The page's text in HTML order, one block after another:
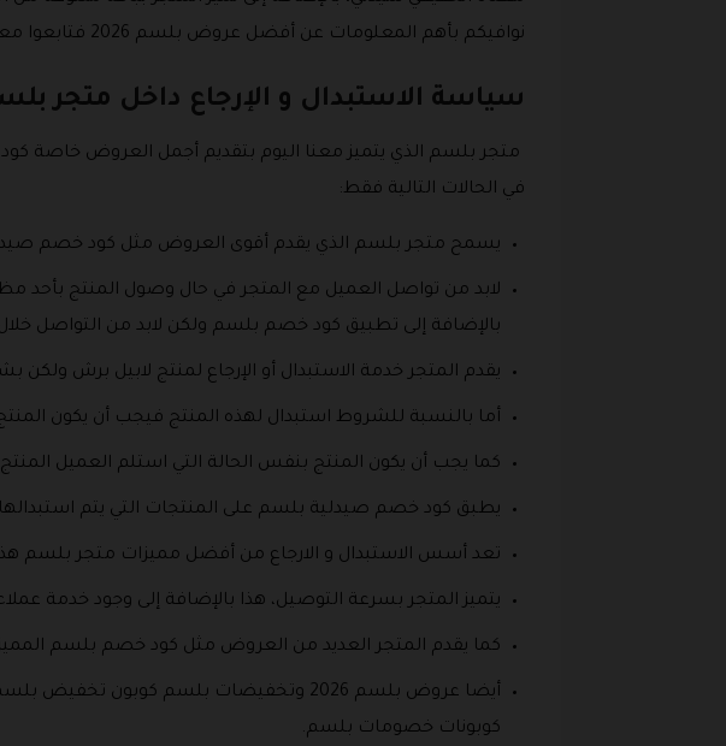
نوافيكم بأهم المعلومات عن أفضل عروض بلسم 2026 فتابعوا معنا المقال للنهاية.
سياسة الاستبدال و الإرجاع داخل متجر
متجر بلسم الذي يتميز معنا اليوم بتقديم أجمل العروض خاصة
في الحالات التالية فقط:
يسمح متجر بلسم الذي يقدم أقوى العروض مثل كود خصم
لابد من تواصل العميل مع المتجر في حال وصول المنتج بأحد
بالإضافة إلى تطبيق كود خصم بلسم ولكن لابد من التواصل خلال 48 ساعة من وصول المنتج
يقدم المتجر خدمة الاستبدال أو الإرجاع لمنتج لابيل برش
أما بالنسبة للشروط استبدال لهذه المنتج فيجب أن يكون المنتج لم
كما يجب أن يكون المنتج بنفس الحالة التي استلم العميل
يطبق كود خصم صيدلية بلسم على المنتجات التي يتم
تعد أسس الاستبدال و الارجاع من أفضل مميزات متجر بلسم هذا
يتميز المتجر بسرعة التوصيل، هذا بالإضافة إلى وجود خدمة
كما يقدم المتجر العديد من العروض مثل كود خصم بلسم
كوبونات خصومات بلسم.